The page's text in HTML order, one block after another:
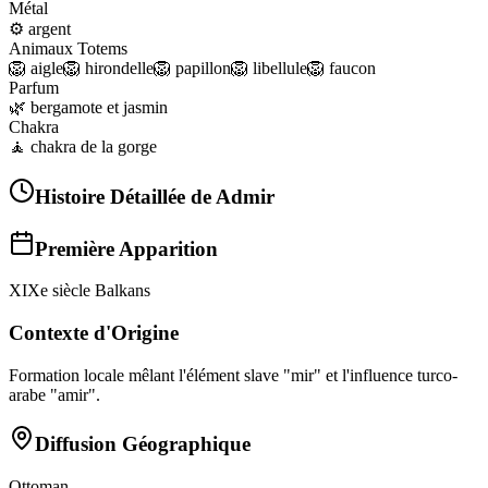
Métal
⚙️ argent
Animaux Totems
🦁 aigle🦁 hirondelle🦁 papillon🦁 libellule🦁 faucon
Parfum
🌿 bergamote et jasmin
Chakra
🧘 chakra de la gorge
Histoire Détaillée de Admir
Première Apparition
XIXe siècle Balkans
Contexte d'Origine
Formation locale mêlant l'élément slave "mir" et l'influence turco-
arabe "amir".
Diffusion Géographique